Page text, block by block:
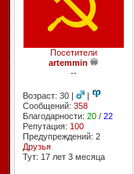
Посетители
artemmin
--
Возраст: 30 |
|
Сообщений: 358
Благодарности: 20/ 22
Репутация: 100
Предупреждений: 2
Друзья
Тут: 17 лет 3 месяцa